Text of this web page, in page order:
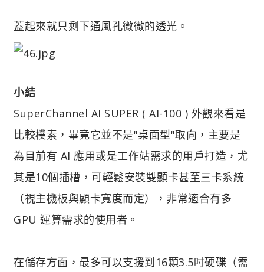
蓋起來就只剩下通風孔微微的透光。
小結
SuperChannel AI SUPER ( AI-100 ) 外觀來看是
比較樸素，畢竟它並不是"桌面型"取向，主要是
為目前有 AI 應用或是工作站需求的用戶打造，尤
其是10個插槽，可輕鬆安裝雙顯卡甚至三卡系統
（視主機板與顯卡寬度而定），非常適合有多
GPU 運算需求的使用者。
在儲存方面，最多可以支援到16顆3.5吋硬碟（需